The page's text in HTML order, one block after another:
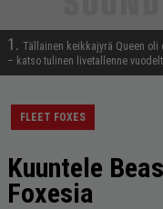
1. Tällainen keikkajyrä Queen oli
– katso tulinen livetallenne
FLEET FOXES
Kuuntele
Foxesia